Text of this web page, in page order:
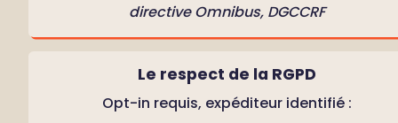
directive Omnibus, DGCCRF
Le respect de la RGPD
Opt-in requis, expéditeur identifié :